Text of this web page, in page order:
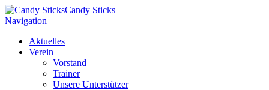
Candy Sticks
Navigation
Aktuelles
Verein
Vorstand
Trainer
Unsere Unterstützer